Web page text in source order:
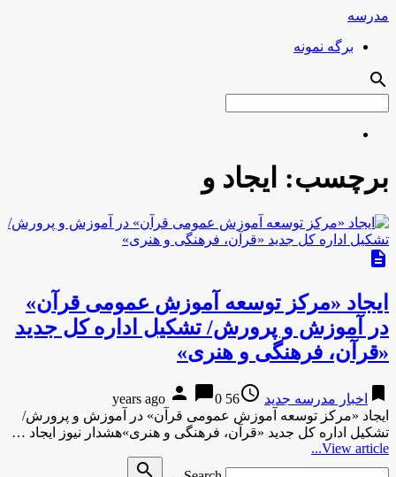
مدرسه
برگه نمونه
search
برچسب: ایجاد و
description
ایجاد «مرکز توسعه آموزش عمومی قرآن»
در آموزش و پرورش/ تشکیل اداره کل جدید
«قرآن، فرهنگی و هنری»
bookmark اخبار مدرسه جدید access_time
56 years ago
person chat_bubble0
ایجاد «مرکز توسعه آموزش عمومی قرآن» در آموزش و پرورش/
تشکیل اداره کل جدید «قرآن، فرهنگی و هنری»هشدار نیوز ایجاد …
View article...
search